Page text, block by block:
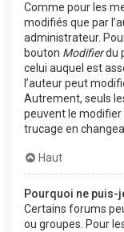
Comme pour les
modifiés que par
administrateur.
bouton Modifierdu
celui auquel est
l’auteur peut
Autrement, seuls
peuvent le modifier
trucage en
Haut
Pourquoi ne puis-
Certains forums
ou groupes. Pour